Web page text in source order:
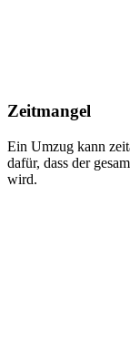
Zeitmangel
Ein Umzug kann
dafür, dass der
wird.